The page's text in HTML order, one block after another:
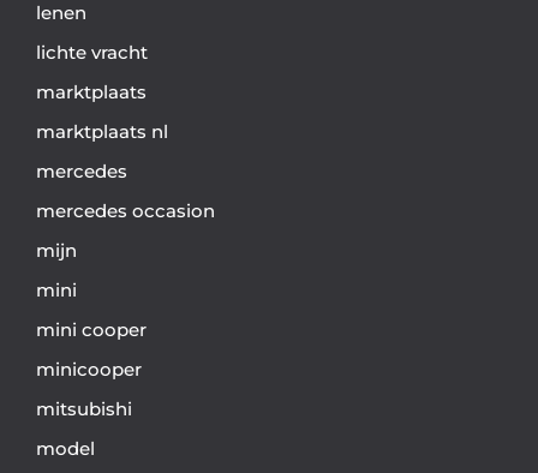
lenen
lichte vracht
marktplaats
marktplaats nl
mercedes
mercedes occasion
mijn
mini
mini cooper
minicooper
mitsubishi
model